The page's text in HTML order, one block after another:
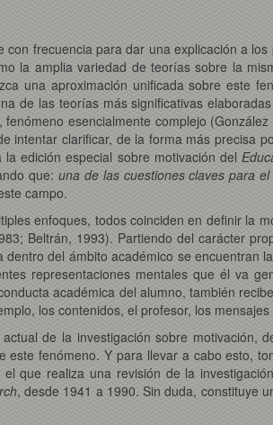
frecuencia para dar una explicación a
la amplia variedad de teorías sobre la
una aproximación unificada sobre este
de las teorías más significativas
esencialmente complejo
intentar clarificar, de la forma más precisa
edición especial sobre motivación del
que: una de las cuestiones claves para
campo.
enfoques, todos coinciden en definir la
Beltrán, 1993). Partiendo del carácter
del ámbito académico se encuentran
representaciones mentales que él va
académica del alumno, también
los contenidos, el profesor, los
de la investigación sobre motivación,
fenómeno. Y para llevar a cabo esto,
que realiza una revisión de la
, desde 1941 a 1990. Sin duda, constituye